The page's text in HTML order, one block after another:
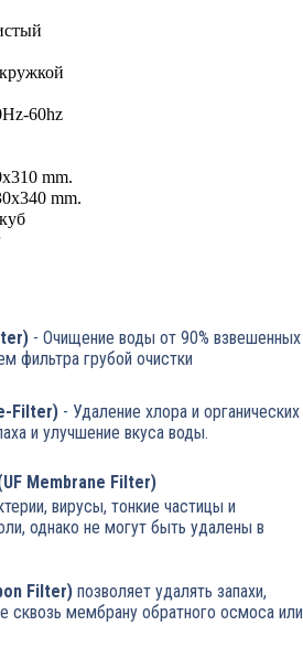
60hz
mm.
mm.
- Очищение воды от 90% взвешенных
фильтра грубой очистки
Filter) - Удаление хлора и органических
и улучшение вкуса воды.
Membrane Filter)
вирусы, тонкие частицы и
однако не могут быть удалены в
Filter) позволяет удалять запахи,
сквозь мембрану обратного осмоса или